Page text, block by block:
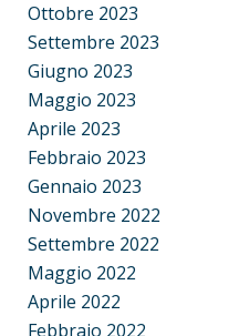
Ottobre 2023
Settembre 2023
Giugno 2023
Maggio 2023
Aprile 2023
Febbraio 2023
Gennaio 2023
Novembre 2022
Settembre 2022
Maggio 2022
Aprile 2022
Febbraio 2022